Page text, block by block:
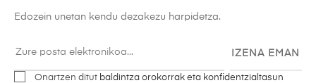
Edozein unetan kendu dezakezu harpidetza.
IZENA EMAN
Onartzen ditut baldintza orokorrak eta konfidentzialtasun